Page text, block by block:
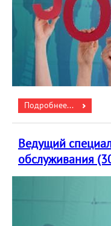
Подробнее...
Ведущий
обслуживания